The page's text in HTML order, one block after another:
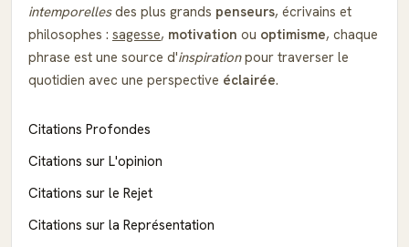
intemporellesdes plus grands penseurs, écrivains et
philosophes : sagesse, motivation ou optimisme, chaque
phrase est une source d'inspirationpour traverser le
quotidien avec une perspective éclairée.
Citations Profondes
Citations sur L'opinion
Citations sur le Rejet
Citations sur la Représentation